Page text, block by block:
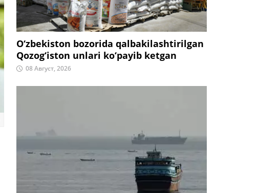
O‘zbekiston bozorida qalbakilashtirilgan
Qozog‘iston unlari ko‘payib ketgan
08 Август, 2026